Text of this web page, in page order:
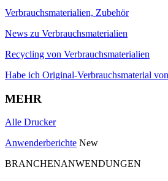
Verbrauchsmaterialien, Zubehör
News zu Verbrauchsmaterialien
Recycling von Verbrauchsmaterialien
Habe ich Original-Verbrauchsmaterial
MEHR
Alle Drucker
Anwenderberichte New
BRANCHENANWENDUNGEN